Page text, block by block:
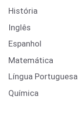
História
Inglês
Espanhol
Matemática
Língua Portuguesa
Química